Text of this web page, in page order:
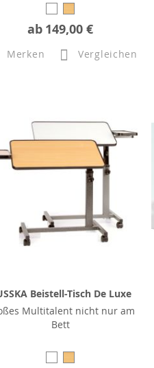
ab 149,00 €
Merken Vergleichen
Beistell-Tisch De Luxe
Multitalent nicht nur am
Bett